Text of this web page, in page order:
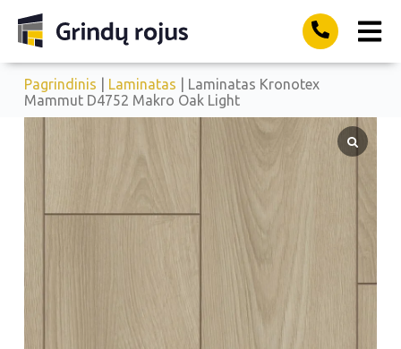
Pagrindinis Laminatas | Laminatas Kronotex
Mammut D4752 Makro Oak Light